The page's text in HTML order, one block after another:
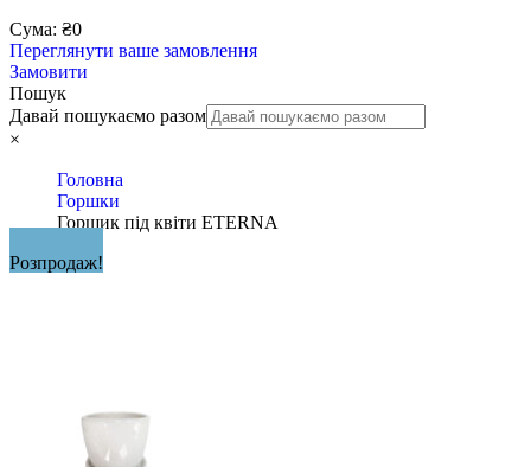
Сума: ₴0
Переглянути ваше замовлення
Замовити
Пошук
Давай пошукаємо разом
×
Головна
Горшки
Горщик під квіти ETERNA
Розпродаж!